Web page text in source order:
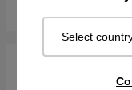
Select
Acquista